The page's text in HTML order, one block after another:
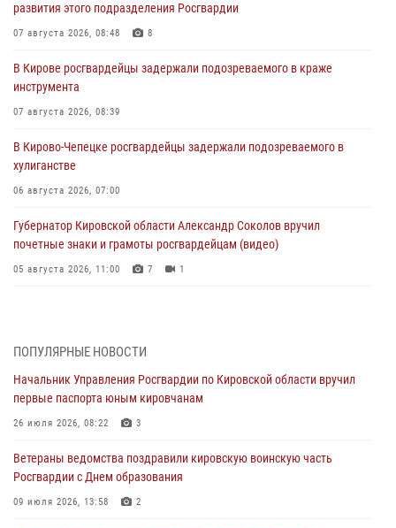
развития этого подразделения Росгвардии
07 августа 2026, 08:48 8
В Кирове росгвардейцы задержали подозреваемого в краже
инструмента
07 августа 2026, 08:39
В Кирово-Чепецке росгвардейцы задержали подозреваемого в
хулиганстве
06 августа 2026, 07:00
Губернатор Кировской области Александр Соколов вручил
почетные знаки и грамоты росгвардейцам (видео)
05 августа 2026, 11:00 7 1
04 августа 2026, 09:30
В Кирове росгвардейцы задержали подозреваемого в грабеже
03 августа 2026, 09:01
митинге в честь Дня воздушно-десантных войск
03 августа 2026, 08:45
ПОПУЛЯРНЫЕ НОВОСТИ
Начальник Управления Росгвардии по Кировской области вручил
первые паспорта юным кировчанам
26 июля 2026, 08:22 3
Ветераны ведомства поздравили кировскую воинскую часть
Росгвардии с Днем образования
09 июля 2026, 13:58 2